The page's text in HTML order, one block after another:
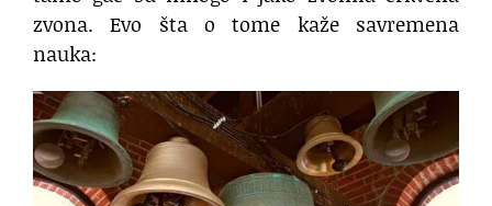
zvona. Evo šta o tome kaže savremena
nauka: